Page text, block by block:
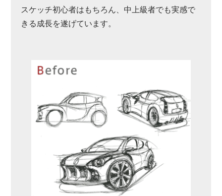
スケッチ初心者はもちろん、中上級者でも実感で
きる成長を遂げています。